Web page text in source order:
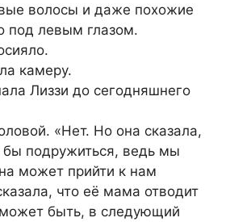
волосы и даже похожие
под левым глазом.
камеру.
Лиззи до сегодняшнего
«Нет. Но она сказала,
подружиться, ведь мы
может прийти к нам
что её мама отводит
быть, в следующий